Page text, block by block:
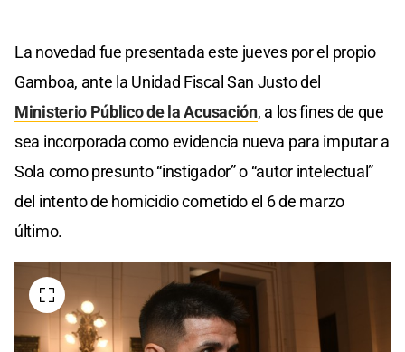
La novedad fue presentada este jueves por el propio
Gamboa, ante la Unidad Fiscal San Justo del
Ministerio Público de la Acusación, a los fines de que
sea incorporada como evidencia nueva para imputar a
Sola como presunto “instigador” o “autor intelectual”
del intento de homicidio cometido el 6 de marzo
último.